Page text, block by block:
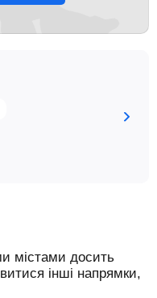
містами досить
інші напрямки,